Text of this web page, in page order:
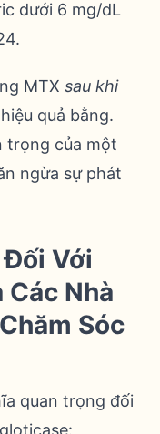
dưới 6 mg/dL
MTX sau khi
quả bằng.
trọng của một
ngừa sự phát
Với
Các Nhà
Sóc
quan trọng đối